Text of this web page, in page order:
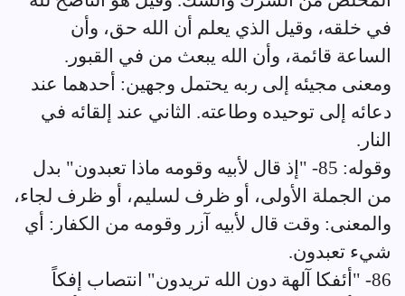
في خلقه، وقيل الذي يعلم أن الله حق، وأن
الساعة قائمة، وأن الله يبعث من في القبور.
ومعنى مجيئه إلى ربه يحتمل وجهين: أحدهما عند
دعائه إلى توحيده وطاعته. الثاني عند إلقائه في
النار.
وقوله: 85- "إذ قال لأبيه وقومه ماذا تعبدون" بدل
من الجملة الأولى، أو ظرف لسليم، أو ظرف لجاء،
والمعنى: وقت قال لأبيه آزر وقومه من الكفار: أي
شيء تعبدون.
86- "أئفكا آلهة دون الله تريدون" انتصاب إفكاً